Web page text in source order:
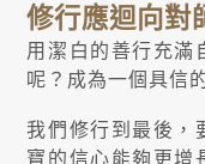
修行應迴向對
用潔白的善行充滿
呢？成為一個具信
我們修行到最後，
寶的信心能夠更增